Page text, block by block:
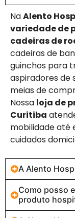
NaAlento
variedade de
cadeiras de
cadeiras de
guinchos para
aspiradores de
meias de
Nossa loja de
Curitiba
mobilidade até
cuidados
A Alento
Como posso
produto